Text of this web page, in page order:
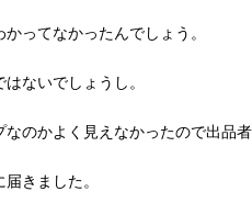
ってなかったんでしょう。
ないでしょうし。
のかよく見えなかったので出品
きました。